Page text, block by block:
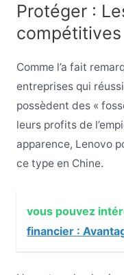
Protéger :
Comme l’a fait
entreprises qui
possèdent des «
leurs profits de
apparence, Lenovo
ce type en Chine.
vous pouvez
financier :